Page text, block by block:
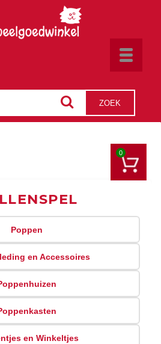
Toggle
ZOEK
0
Poppen
en Accessoires
en Winkeltjes